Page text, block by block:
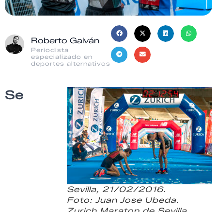
Roberto Galván
Periodista
especializado en
deportes alternativos
Sevilla, 21/02/2016.
Foto: Juan Jose Ubeda.
Se